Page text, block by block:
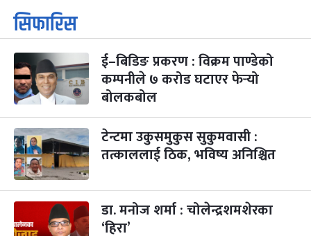
१
आइत
कार्तिक सङ्क्रान्ति
कार्तिक १, २०८३
३
मंगल
महानवमी
कार्तिक ३, २०८३-Oct 20, 2026
२ महिना बाँकी
४
५
बिहि
पापा‌ङ्कुशा एकादशी व्रत
कार्तिक ५, २०८३
२ महिना बाँकी
आइत
कुकुर तिहार
कार्तिक २२, २०८३-Nov 8, 2026
३ महिना बाँकी
सिफारिस
ई–बिडिङ प्रकरण : विक्रम पाण्डेको
कम्पनीले ७ करोड घटाएर फेर्‍यो
बोलकबोल
टेन्टमा उकुसमुकुस सुकुमवासी :
तत्काललाई ठिक, भविष्य अनिश्चित
डा. मनोज शर्मा : चोलेन्द्रशमशेरका
‘हिरा’